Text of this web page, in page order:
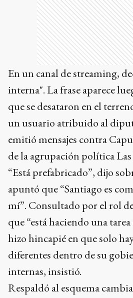
En un canal de streaming,
interna". La frase aparece
que se desataron en el
un usuario atribuido al
emitió mensajes contra
de la agrupación política
“Está prefabricado”, dijo
apuntó que “Santiago es
mí”. Consultado por el rol
que “está haciendo una
hizo hincapié en que solo
diferentes dentro de su
internas, insistió.
Respaldó al esquema